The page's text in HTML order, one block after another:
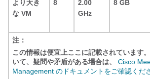
より大き
な VM
8
2.00
GHz
8 GB
注：
この情報は便宜上ここに記載されています
いて、疑問や矛盾がある場合は、 Cisco
Management のドキュメントをご確認くだ